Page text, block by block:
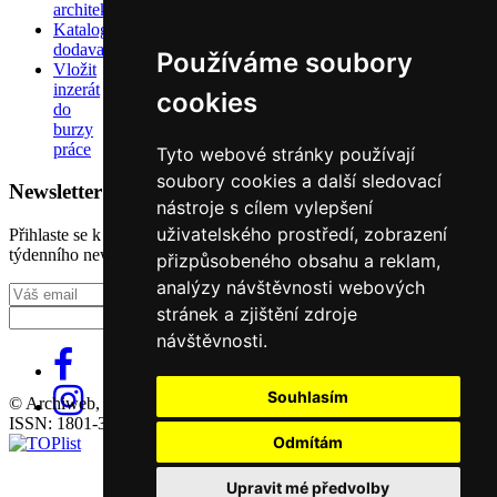
Používáme soubory
cookies
Tyto webové stránky používají
soubory cookies a další sledovací
nástroje s cílem vylepšení
uživatelského prostředí, zobrazení
přizpůsobeného obsahu a reklam,
analýzy návštěvnosti webových
stránek a zjištění zdroje
návštěvnosti.
Souhlasím
Odmítám
Upravit mé předvolby
architektů
Katalog
dodavatelů
Vložit
inzerát
do
burzy
práce
Newsletter
Přihlaste se k odběru našeho pravidelného
týdenního newsletteru:
Fill in „nospam“
© Archiweb, s.r.o. 1997-2026
ISSN: 1801-3902